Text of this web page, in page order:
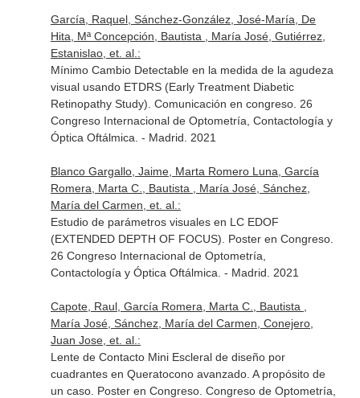
García, Raquel, Sánchez-González, José-María, De
Hita, Mª Concepción, Bautista , María José, Gutiérrez,
Estanislao, et. al.:
Mínimo Cambio Detectable en la medida de la agudeza
visual usando ETDRS (Early Treatment Diabetic
Retinopathy Study). Comunicación en congreso. 26
Congreso Internacional de Optometría, Contactología y
Óptica Oftálmica. - Madrid. 2021
Blanco Gargallo, Jaime, Marta Romero Luna, García
Romera, Marta C., Bautista , María José, Sánchez,
María del Carmen, et. al.:
Estudio de parámetros visuales en LC EDOF
(EXTENDED DEPTH OF FOCUS). Poster en Congreso.
26 Congreso Internacional de Optometría,
Contactología y Óptica Oftálmica. - Madrid. 2021
Capote, Raul, García Romera, Marta C., Bautista ,
María José, Sánchez, María del Carmen, Conejero,
Juan Jose, et. al.:
Lente de Contacto Mini Escleral de diseño por
cuadrantes en Queratocono avanzado. A propósito de
un caso. Poster en Congreso. Congreso de Optometría,